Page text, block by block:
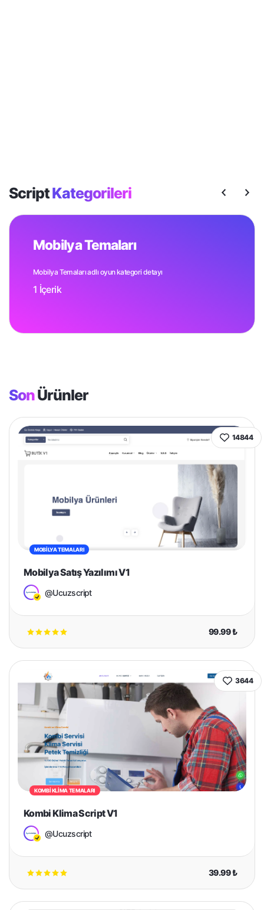
ScriptKategorileri
Mobilya Temaları
Mobilya Temaları adlı oyun kategori detayı
1 İçerik
SonÜrünler
14844
MOBILYA TEMALARI
Mobilya Satış Yazılımı V1
@Ucuzscript
99.99 ₺
3644
KOMBI KLIMA TEMALARI
Kombi Klima Script V1
@Ucuzscript
39.99 ₺